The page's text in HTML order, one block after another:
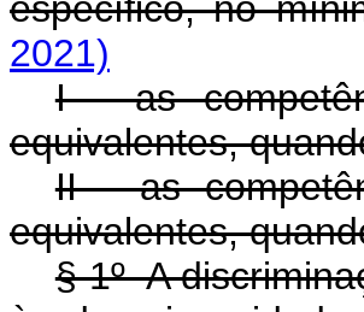
2021)
I - as
equivalentes,
II - as
equivalentes,
§ 1º A